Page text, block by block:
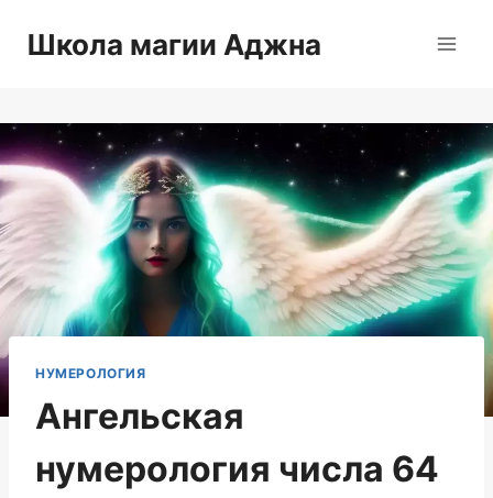
Школа магии Аджна
НУМЕРОЛОГИЯ
Ангельская
нумерология числа 64